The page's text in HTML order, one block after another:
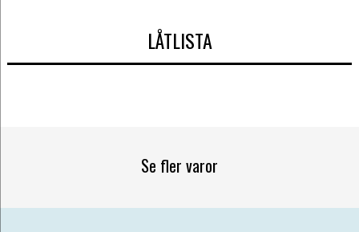
LÅTLISTA
Se fler varor